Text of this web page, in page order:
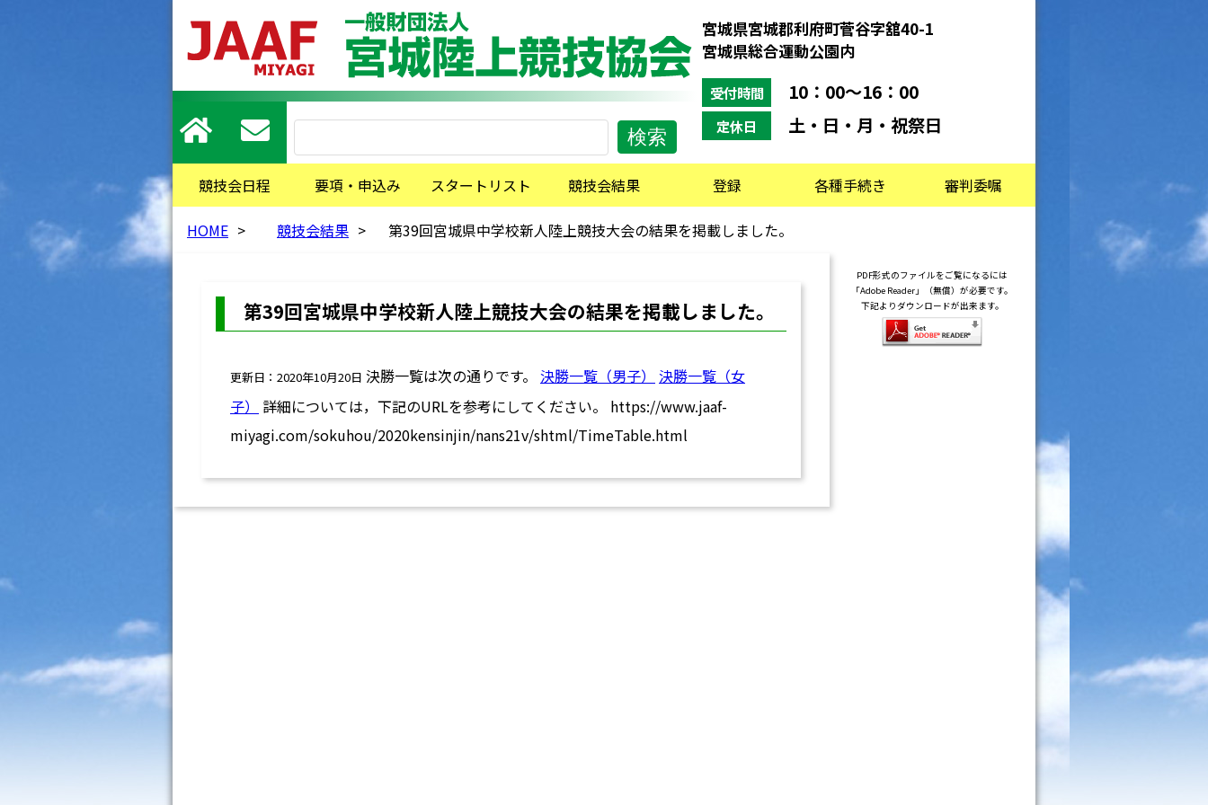
宮城県宮城郡利府町菅谷字舘40-1
宮城県総合運動公園内
受付時間 10：00～16：00
定休日 土・日・月・祝祭日
競技会日程 要項・申込み スタートリスト 競技会結果 登録 各種手続き 審判委嘱
HOME > 競技会結果 > 第39回宮城県中学校新人陸上競技大会の結果を掲載しました。
第39回宮城県中学校新人陸上競技大会の結果を掲載しました。
更新日：2020年10月20日 決勝一覧は次の通りです。 決勝一覧（男子）
決勝一覧（女
子）
詳細については，下記のURLを参考にしてください。 https://www.jaaf-
miyagi.com/sokuhou/2020kensinjin/nans21v/shtml/TimeTable.html
PDF形式のファイルをご覧になるには
「Adobe Reader」（無償）が必要です。
下記よりダウンロードが出来ます。